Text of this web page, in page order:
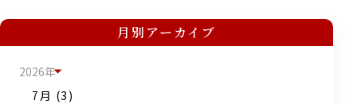
月別アーカイブ
2026年
7月 (3)